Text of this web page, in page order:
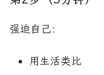
强迫自己：
用生活类比